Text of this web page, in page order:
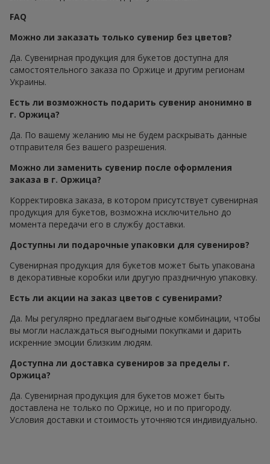
FAQ
Можно ли заказать только сувенир без цветов?
Да. Сувенирная продукция для букетов доступна для
самостоятельного заказа по Оржице и другим регионам
Украины.
Есть ли возможность подарить сувенир анонимно в
г. Оржица?
Да. По вашему желанию мы не будем раскрывать данные
отправителя без вашего разрешения.
Можно ли заменить сувенир после оформления
заказа в г. Оржица?
Корректировка заказа, в котором присутствует сувенирная
продукция для букетов, возможна исключительно до
момента передачи его в службу доставки.
Доступны ли подарочные упаковки для сувениров?
Сувенирная продукция для букетов может быть упакована
в декоративные коробки или другую праздничную упаковку.
Есть ли акции на заказ цветов с сувенирами?
Да. Мы регулярно предлагаем выгодные комбинации, чтобы
вы могли наслаждаться выгодными покупками и дарить
искренние эмоции близким людям.
Доступна ли доставка сувениров за пределы г.
Оржица?
Да. Сувенирная продукция для букетов может быть
доставлена не только по Оржице, но и по пригороду.
Условия доставки и стоимость уточняются индивидуально.